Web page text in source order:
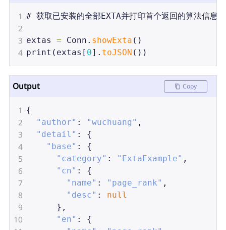
1 # 获取已安装的全部EXTA并打印首个返回的算法信息
2
3 extas = Conn . showExta ()
4 print ( extas [ 0]. toJSON ())
Output Copy
1 {
2 "author" : "wuchuang" ,
3 "detail" : {
4 "base" : {
5 "category" : "ExtaExample" ,
6 "cn" : {
7 "name" : "page_rank" ,
8 "desc" : null
9
      },
10 "en" : {